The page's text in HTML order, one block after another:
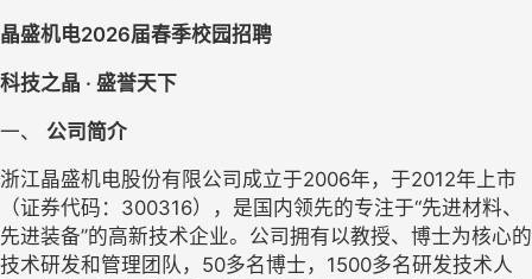
晶盛机电2026届春季校园招聘
科技之晶 · 盛誉天下
一、 公司简介
浙江晶盛机电股份有限公司成立于2006年，于2012年上市
（证券代码：300316），是国内领先的专注于“先进材料、
先进装备”的高新技术企业。公司拥有以教授、博士为核心的
技术研发和管理团队， 50多名博士，1500多名研发技术人